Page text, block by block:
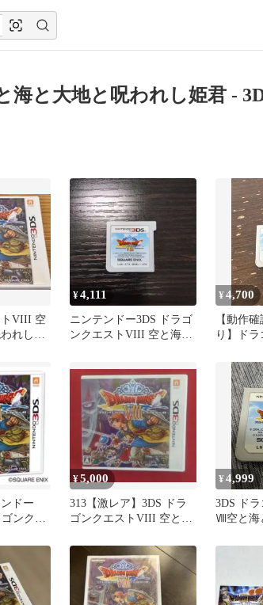
海と大地と呪われし姫君 -
トVIII 空
れし姫
¥4,111
ニンテンドー3DS ドラゴ
ンクエストVIII 空と海と
¥4,700
【動作
り】ドラ
れし姫君
ドー
ンクエ
¥5,000
313【激レア】3DS ドラ
ゴンクエストVIII 空と海
¥4,999
3DS ド
Ⅷ空と海